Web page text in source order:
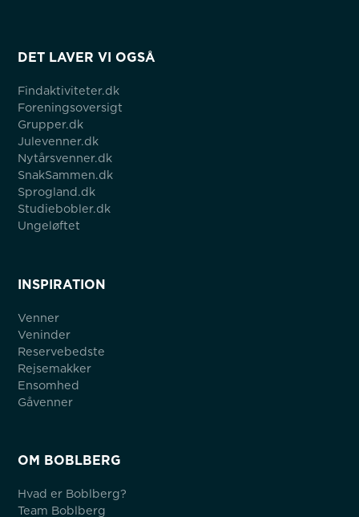
DET LAVER VI OGSÅ
Findaktiviteter.dk
Foreningsoversigt
Grupper.dk
Julevenner.dk
Nytårsvenner.dk
SnakSammen.dk
Sprogland.dk
Studiebobler.dk
Ungeløftet
INSPIRATION
Venner
Veninder
Reservebedste
Rejsemakker
Ensomhed
Gåvenner
OM BOBLBERG
Hvad er Boblberg?
Team Boblberg